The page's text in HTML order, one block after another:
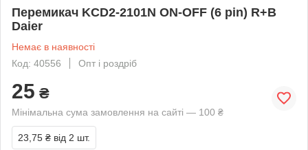
Перемикач KCD2-2101N ON-OFF (6 pin) R+B
Daier
Немає в наявності
Код: 40556
Опт і роздріб
25 ₴
Мінімальна сума замовлення на сайті — 100 ₴
23,75 ₴ від 2 шт.